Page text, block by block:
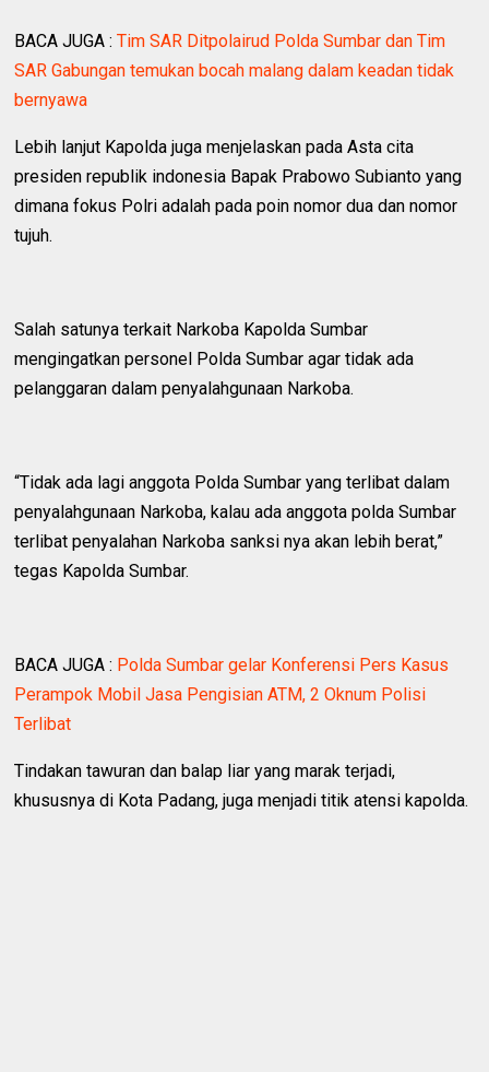
BACA JUGA :Tim SAR Ditpolairud Polda Sumbar dan Tim
SAR Gabungan temukan bocah malang dalam keadan tidak
bernyawa
Lebih lanjut Kapolda juga menjelaskan pada Asta cita
presiden republik indonesia Bapak Prabowo Subianto yang
dimana fokus Polri adalah pada poin nomor dua dan nomor
tujuh.
Salah satunya terkait Narkoba Kapolda Sumbar
mengingatkan personel Polda Sumbar agar tidak ada
pelanggaran dalam penyalahgunaan Narkoba.
“Tidak ada lagi anggota Polda Sumbar yang terlibat dalam
penyalahgunaan Narkoba, kalau ada anggota polda Sumbar
terlibat penyalahan Narkoba sanksi nya akan lebih berat,”
tegas Kapolda Sumbar.
BACA JUGA : Polda Sumbar gelar Konferensi Pers Kasus
Perampok Mobil Jasa Pengisian ATM, 2 Oknum Polisi
Terlibat
Tindakan tawuran dan balap liar yang marak terjadi,
khususnya di Kota Padang, juga menjadi titik atensi kapolda.